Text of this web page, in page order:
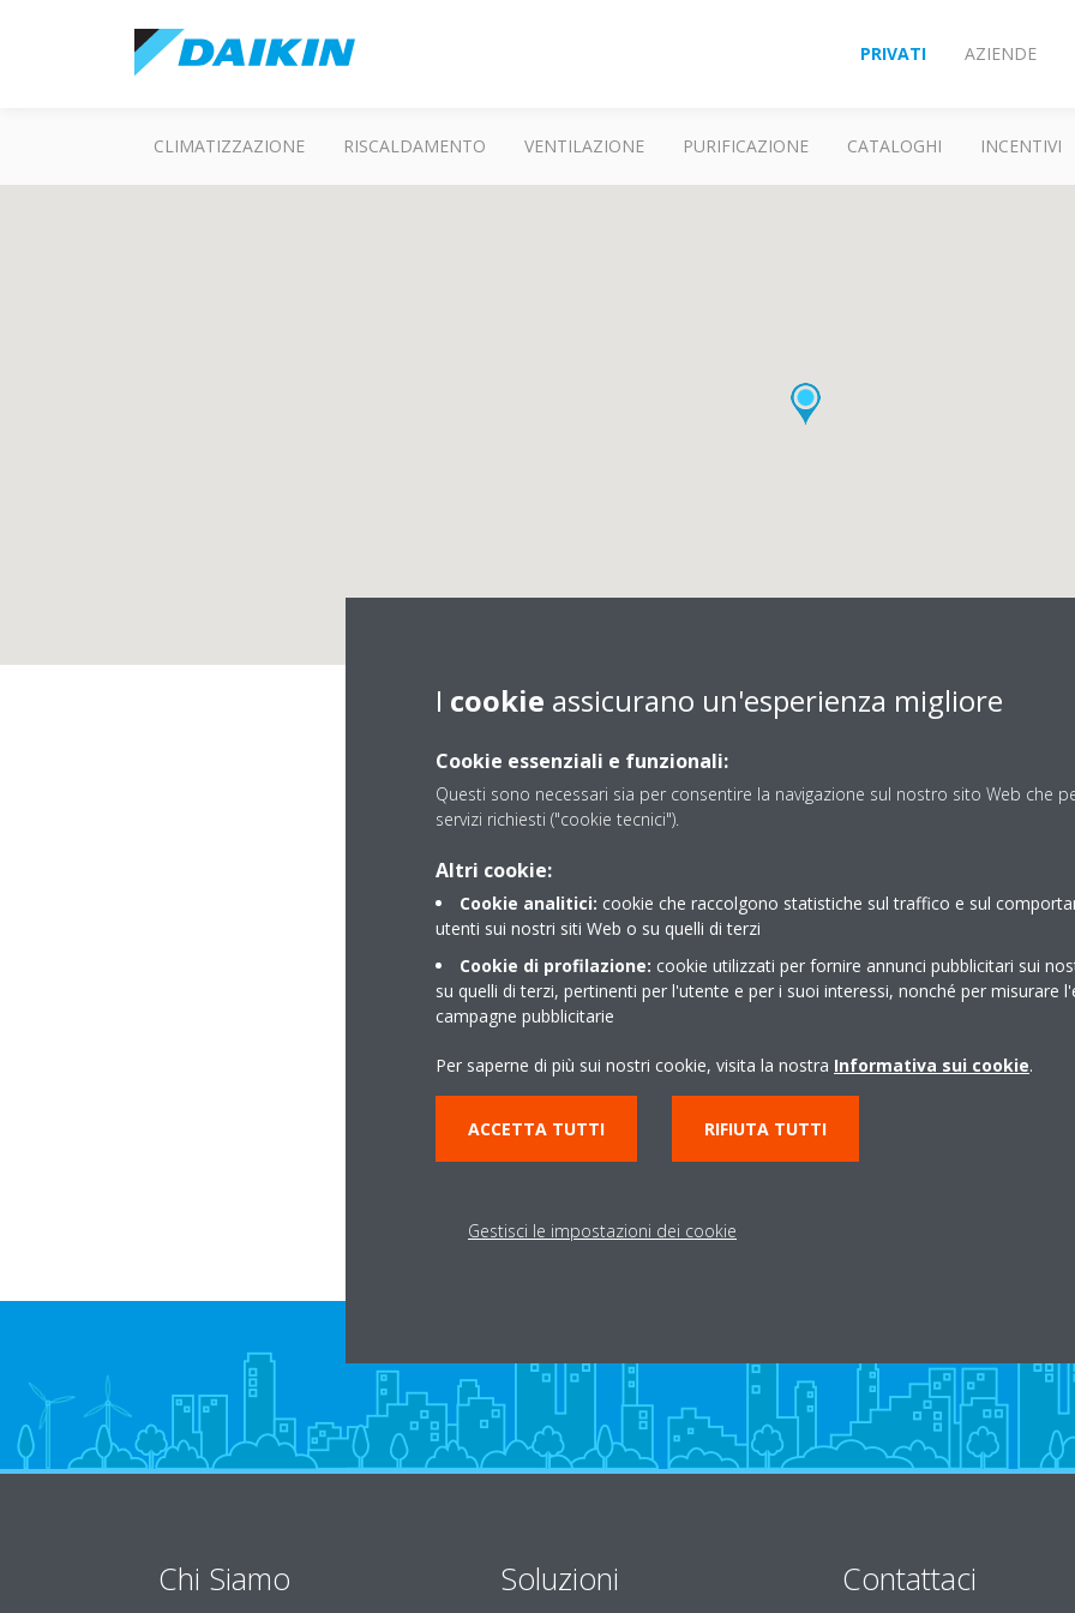
PRIVATI AZIENDE
CLIMATIZZAZIONE RISCALDAMENTO VENTILAZIONE PURIFICAZIONE CATALOGHI INCENTIVI
ISTATHERM S.A.S. DI MOSCA
Chi Siamo Soluzioni Contattaci
I cookie assicurano un'esperienza migliore
Cookie essenziali e funzionali:
Questi sono necessari sia per consentire la navigazione sul nostro sito Web che
servizi richiesti ("cookie tecnici").
Altri cookie:
Cookie analitici: cookie che raccolgono statistiche sul traffico e sul
utenti sui nostri siti Web o su quelli di terzi
Cookie di profilazione: cookie utilizzati per fornire annunci pubblicitari sui
su quelli di terzi, pertinenti per l'utente e per i suoi interessi, nonché per misurare
campagne pubblicitarie
Per saperne di più sui nostri cookie, visita la nostra Informativa sui cookie.
ACCETTA TUTTI RIFIUTA TUTTI
Gestisci le impostazioni dei cookie